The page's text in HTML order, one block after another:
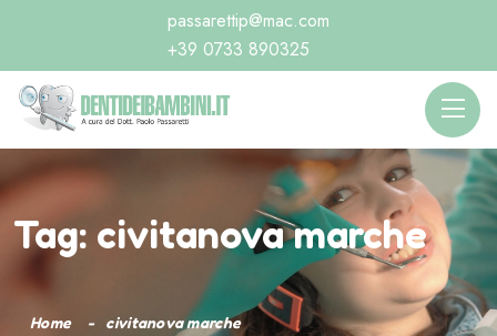
passarettip@mac.com
+39 0733 890325
Tag: civitanova marche
Home civitanova marche